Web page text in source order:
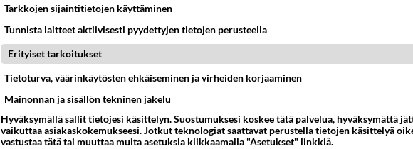
Tarkkojen sijaintitietojen käyttäminen
Tunnista laitteet aktiivisesti pyydettyjen tietojen perusteella
Erityiset tarkoitukset
Tietoturva, väärinkäytösten ehkäiseminen ja virheiden korjaaminen
Mainonnan ja sisällön tekninen jakelu
Hyväksymällä sallit tietojesi käsittelyn. Suostumuksesi koskee tätä palvelua, hyväksymättä
vaikuttaa asiakaskokemukseesi. Jotkut teknologiat saattavat perustella tietojen käsittelyä
vastustaa tätä tai muuttaa muita asetuksia klikkaamalla "Asetukset" linkkiä.